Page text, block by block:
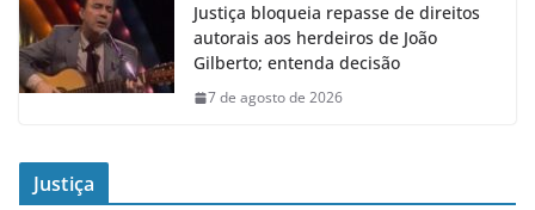
Justiça bloqueia repasse de direitos
autorais aos herdeiros de João
Gilberto; entenda decisão
7 de agosto de 2026
Justiça